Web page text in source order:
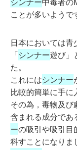
ことが多いようで
日本においては
「シンナー遊び」
た。
これにはシンナー
比較的簡単に手に
その為，毒物及び
含まれる成分であ
ーの吸引や吸引目
科すことになりま